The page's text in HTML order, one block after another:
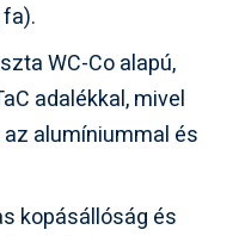
WC-Co alapú,
adalékkal, mivel
alumíniummal és
kopásállóság és